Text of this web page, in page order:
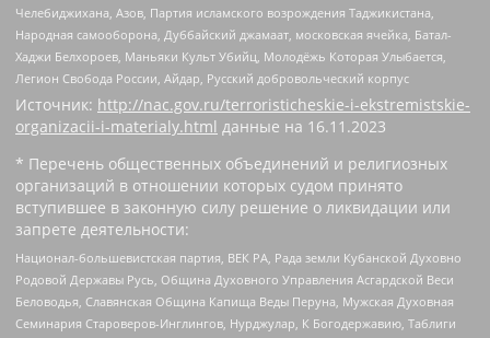
Челебиджихана, Азов, Партия исламского возрождения Таджикистана,
Народная самооборона, Дуббайский джамаат, московская ячейка, Батал-
Хаджи Белхороев, Маньяки Культ Убийц, Молодёжь Которая Улыбается,
Легион Свобода России, Айдар, Русский добровольческий корпус
Источник: http://nac.gov.ru/terroristicheskie-i-ekstremistskie-
organizacii-i-materialy.html данные на 16.11.2023
* Перечень общественных объединений и религиозных
организаций в отношении которых судом принято
вступившее в законную силу решение о ликвидации или
запрете деятельности:
Национал-большевистская партия, ВЕК РА, Рада земли Кубанской Духовно
Родовой Державы Русь, Община Духовного Управления Асгардской Веси
Беловодья, Славянская Община Капища Веды Перуна, Мужская Духовная
Семинария Староверов-Инглингов, Нурджулар, К Богодержавию, Таблиги